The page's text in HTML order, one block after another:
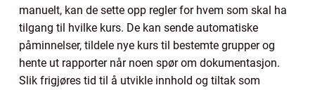
manuelt, kan de sette opp regler for hvem som skal ha
tilgang til hvilke kurs. De kan sende automatiske
påminnelser, tildele nye kurs til bestemte grupper og
hente ut rapporter når noen spør om dokumentasjon.
Slik frigjøres tid til å utvikle innhold og tiltak som